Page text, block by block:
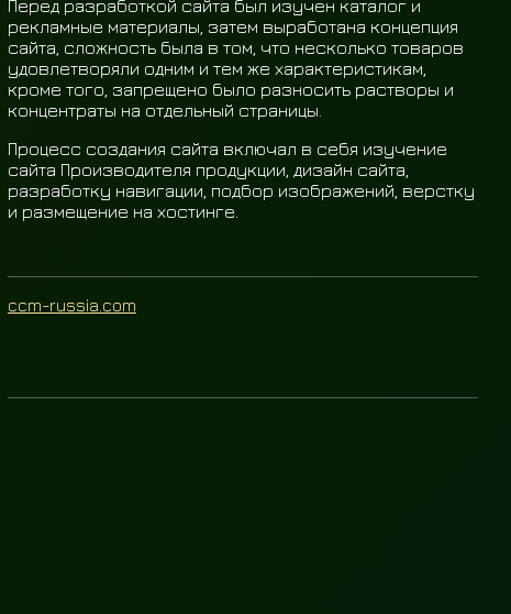
Перед разработкой сайта был изучен каталог и
рекламные материалы, затем выработана концепция
сайта, сложность была в том, что несколько товаров
удовлетворяли одним и тем же характеристикам,
кроме того, запрещено было разносить растворы и
концентраты на отдельный страницы.
Процесс создания сайта включал в себя изучение
сайта Производителя продукции, дизайн сайта,
разработку навигации, подбор изображений, верстку
и размещение на хостинге.
ccm-russia.com